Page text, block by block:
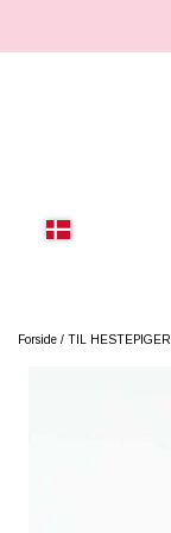
Forside TIL HESTEPIGER